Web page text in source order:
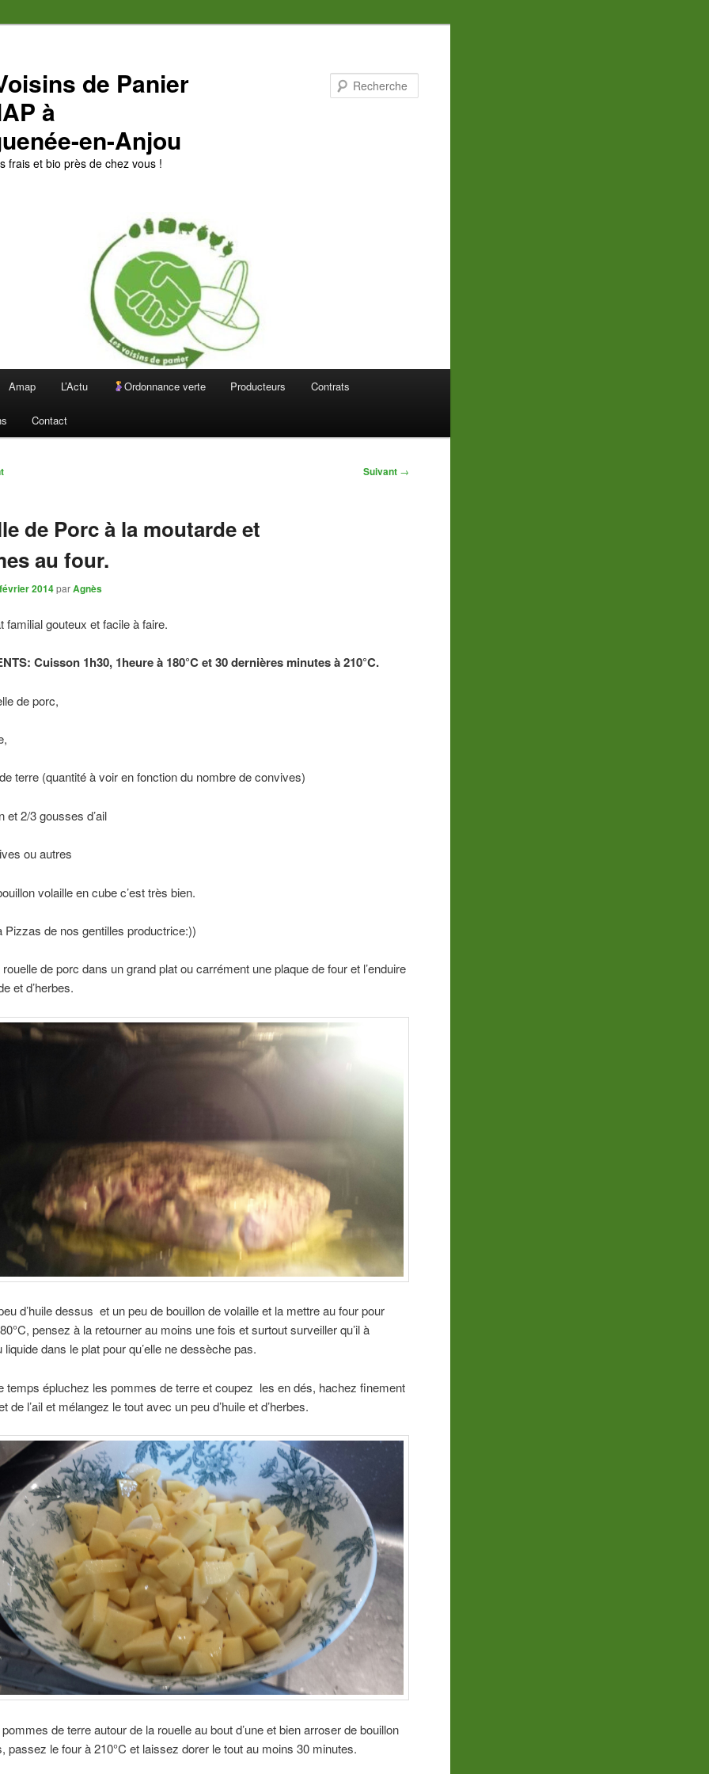
de Panier
à
en-Anjou
frais et bio près de chez vous !
Amap L’Actu Ordonnance verte Producteurs Contrats
Contact
Suivant →
de Porc à la moutarde et
au four.
2014 parAgnès
familial gouteux et facile à faire.
Cuisson 1h30, 1heure à 180°C et 30 dernières minutes à 210°C.
de porc,
terre (quantité à voir en fonction du nombre de convives)
et 2/3 gousses d’ail
ou autres
volaille en cube c’est très bien.
Pizzas de nos gentilles productrice:))
de porc dans un grand plat ou carrément une plaque de four et l’enduire
et d’herbes.
d’huile dessus et un peu de bouillon de volaille et la mettre au four pour
pensez à la retourner au moins une fois et surtout surveiller qu’il à
liquide dans le plat pour qu’elle ne dessèche pas.
temps épluchez les pommes de terre et coupez les en dés, hachez finement
de l’ail et mélangez le tout avec un peu d’huile et d’herbes.
de terre autour de la rouelle au bout d’une et bien arroser de bouillon
passez le four à 210°C et laissez dorer le tout au moins 30 minutes.